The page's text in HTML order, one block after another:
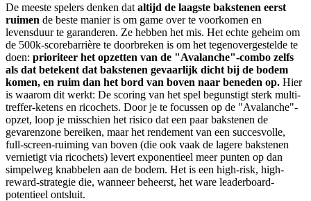
De meeste spelers denken dat altijd de laagste bakstenen eerst
ruimen de beste manier is om game over te voorkomen en
levensduur te garanderen. Ze hebben het mis. Het echte geheim om
de 500k-scorebarrière te doorbreken is om het tegenovergestelde te
doen: prioriteer het opzetten van de "Avalanche"-combo zelfs
als dat betekent dat bakstenen gevaarlijk dicht bij de bodem
komen, en ruim dan het bord van boven naar beneden op. Hier
is waarom dit werkt: De scoring van het spel begunstigt sterk multi-
treffer-ketens en ricochets. Door je te focussen op de "Avalanche"-
opzet, loop je misschien het risico dat een paar bakstenen de
gevarenzone bereiken, maar het rendement van een succesvolle,
full-screen-ruiming van boven (die ook vaak de lagere bakstenen
vernietigt via ricochets) levert exponentieel meer punten op dan
simpelweg knabbelen aan de bodem. Het is een high-risk, high-
reward-strategie die, wanneer beheerst, het ware leaderboard-
potentieel ontsluit.